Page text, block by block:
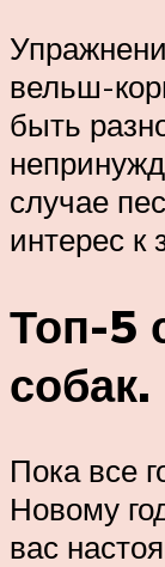
вельш-
быть
случае
интерес к
Топ-5
собак.
Пока все
Новому
вас